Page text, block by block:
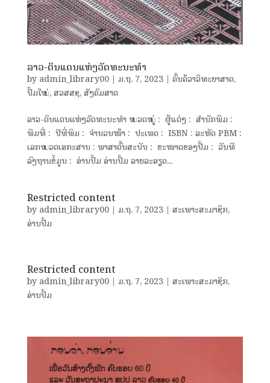
ລາວ-ດິນແດນແຫ່ງວັດທະນະທໍາ
by admin_library00| ມ.ຖ. 7, 2023| ຄົ້ນຄ້ວາວິທະຍາສາດ,
ປຶ້ມໃໝ່,ສວສສຊ,ສັງຄົມສາດ
ລາວ-ດິນແດນແຫ່ງວັດທະນະທຳ ໝວດໝູ່ : ຜູ້ແຕ່ງ : ສຳນັກພິມ :
ພິມທີ່ : ປີທີ່ພິມ : ຈຳນວນໜ້າ : ປະເພດ : ISBN : ລະຫັດ PBM :
ເລກໝວດເອກະສານ : ພາສາຕົ້ນສະບັບ : ຂະໜາດຂອງປື້ມ : ວັນທີ
ລົງຖານຂໍ້ມູນ : ອ່ານປຶ້ມ ອ່ານປຶ້ມ ລາຍລະອຽດ...
Restricted content
by admin_library00| ມ.ຖ. 7, 2023| ສະເພາະສະມາຊິກ,
ອ່ານປຶ້ມ
Restricted content
by admin_library00| ມ.ຖ. 7, 2023| ສະເພາະສະມາຊິກ,
ອ່ານປຶ້ມ